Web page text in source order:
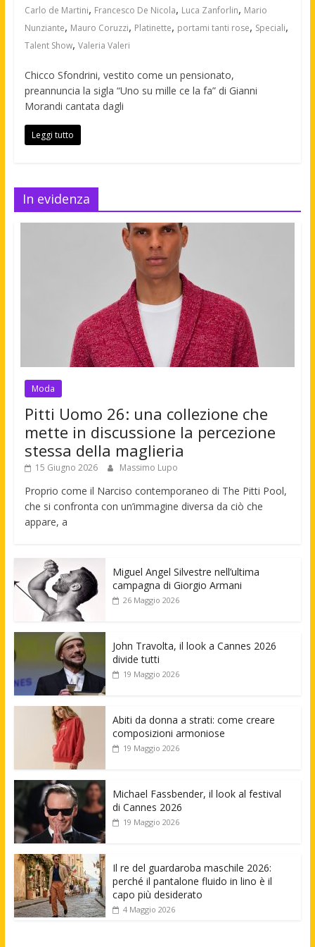
Carlo de Martini, Francesco De Nicola, Luca Zanforlin, Mario
Nunziante, Mauro Coruzzi, Platinette, portami tanti rose, Speciali,
Talent Show, Valeria Valeri
Chicco Sfondrini, vestito come un pensionato,
preannuncia la sigla “Uno su mille ce la fa” di Gianni
Morandi cantata dagli
Leggi tutto
In evidenza
Moda
Pitti Uomo 26: una collezione che
mette in discussione la percezione
stessa della maglieria
15 Giugno 2026 Massimo Lupo
Proprio come il Narciso contemporaneo di The Pitti Pool,
che si confronta con un’immagine diversa da ciò che
appare, a
Miguel Angel Silvestre nell’ultima
campagna di Giorgio Armani
26 Maggio 2026
John Travolta, il look a Cannes 2026
divide tutti
19 Maggio 2026
Abiti da donna a strati: come creare
composizioni armoniose
19 Maggio 2026
Michael Fassbender, il look al festival
di Cannes 2026
19 Maggio 2026
Il re del guardaroba maschile 2026:
perché il pantalone fluido in lino è il
capo più desiderato
4 Maggio 2026